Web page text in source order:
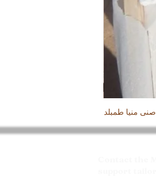
صنى منيا طمبلد